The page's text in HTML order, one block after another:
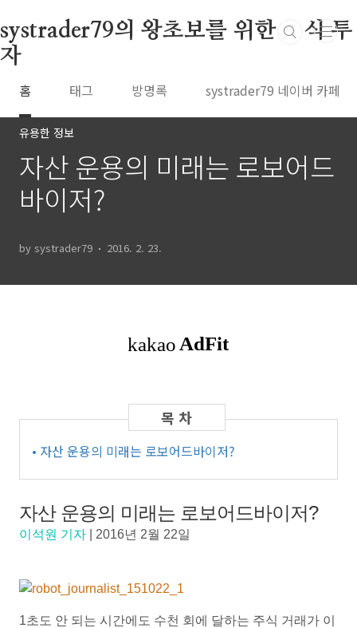
systrader79의 왕초보를 위한 주식 투
자
홈 태그 방명록 systrader79 네이버 카페
유용한 정보
자산 운용의 미래는 로보어드
바이저?
by systrader79 2016. 2. 23.
• 자산 운용의 미래는 로보어드바이저?
자산 운용의 미래는 로보어드바이저?
이석원 기자 2016년 2월 22일
1초도 안 되는 시간에도 수천 회에 달하는 주식 거래가 이